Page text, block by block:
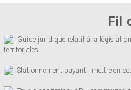
Fil
Guide juridique relatif à la
territoriales
Stationnement payant : mettre en